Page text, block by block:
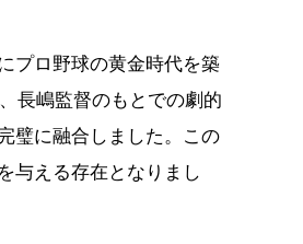
プロ野球の黄金時代を築
長嶋監督のもとでの劇的
璧に融合しました。この
与える存在となりまし